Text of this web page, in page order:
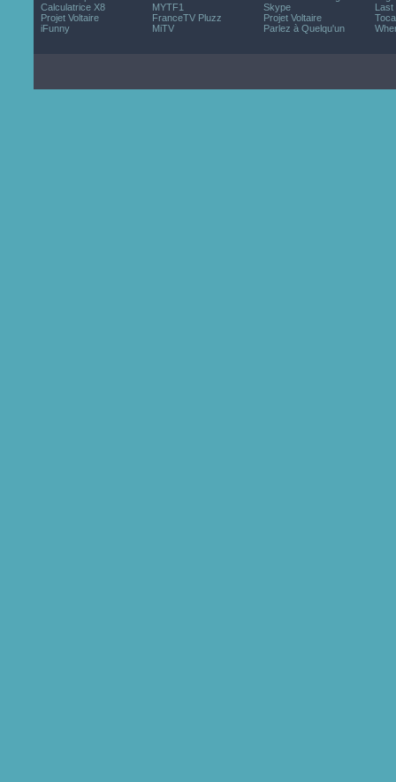
Calculatrice X8
Projet Voltaire
iFunny
MYTF1
FranceTV Pluzz
MiTV
Skype
Projet Voltaire
Parlez à Quelqu'un
Last